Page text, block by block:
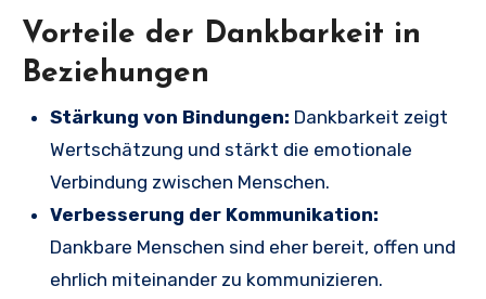
Vorteile der Dankbarkeit in
Beziehungen
Stärkung von Bindungen: Dankbarkeit zeigt
Wertschätzung und stärkt die emotionale
Verbindung zwischen Menschen.
Verbesserung der Kommunikation:
Dankbare Menschen sind eher bereit, offen und
ehrlich miteinander zu kommunizieren.